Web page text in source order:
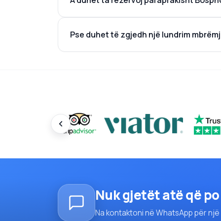
Pse duhet të zgjedh një lundrim
Nuk gjetët atë që
Na kontaktoni në WhatsApp për